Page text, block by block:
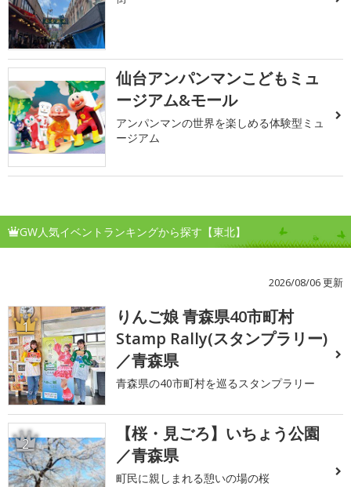
仙台アンパンマンこどもミュ
ージアム&モール
アンパンマンの世界を楽しめる体験型ミュ
ージアム
GW人気イベントランキングから探す【東北】
2026/08/06 更新
1
りんご娘 青森県40市町村
Stamp Rally(スタンプラリー)
／青森県
青森県の40市町村を巡るスタンプラリー
2
【桜・見ごろ】いちょう公園
／青森県
町民に親しまれる憩いの場の桜